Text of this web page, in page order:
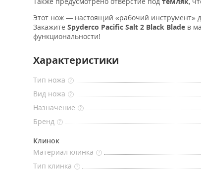
Этот нож — настоящий «рабочий инструмент»
Закажите Spyderco Pacific Salt 2 Black Blade в
функциональности!
Характеристики
Тип ножа ?
Вид ножа ?
Назначение ?
Бренд ?
Клинок
Материал клинка
?
Тип клинка ?